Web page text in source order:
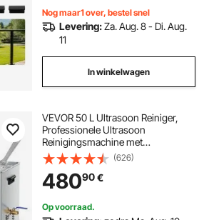
Nog maar1 over, bestel snel
Levering:Za. Aug. 8 - Di. Aug.
11
In winkelwagen
VEVOR 50 L Ultrasoon Reiniger,
Professionele Ultrasoon
Reinigingsmachine met
Reinigingsmand en Digitaal Display,
840 W RVS 40 kHz
Reinigingsmachine met Wielen
voor Onderdelen, Carburateurs en
Instrumenten
(626)
48090€
Op voorraad.